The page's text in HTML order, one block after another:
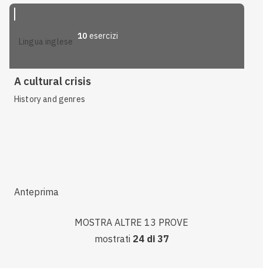
lingua inglese
10 esercizi
A cultural crisis
History and genres
Anteprima
MOSTRA ALTRE 13 PROVE
mostrati 24di 37